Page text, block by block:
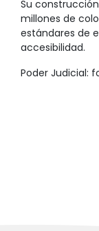
Su
millones de
estándares de
accesibilidad.
Poder Judicial: